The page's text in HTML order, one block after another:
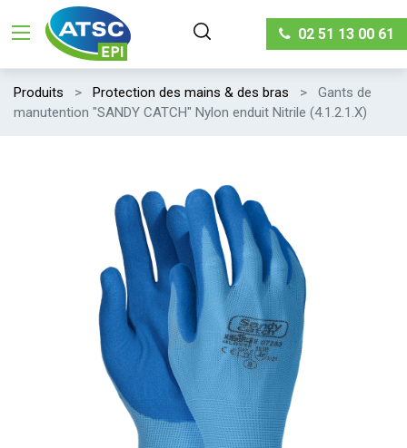
02 51 13 00 61
Produits Protection des mains & des bras
Gants de
manutention "SANDY CATCH" Nylon enduit Nitrile (4.1.2.1.X)